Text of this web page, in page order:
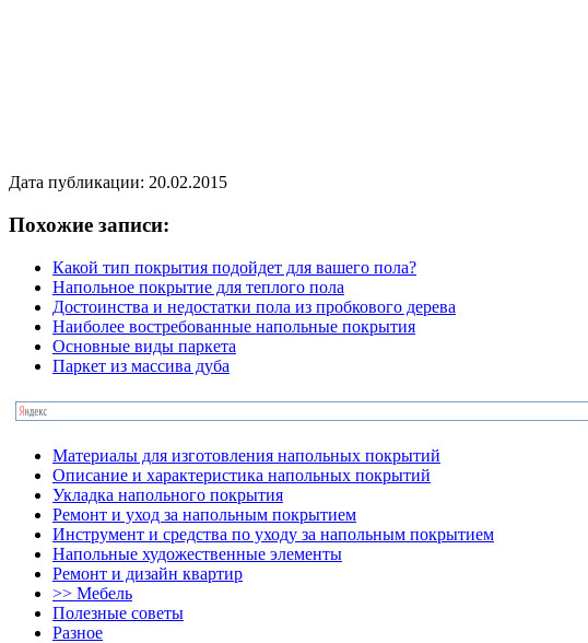
Дата публикации: 20.02.2015
Похожие записи:
Какой тип покрытия подойдет для вашего пола?
Напольное покрытие для теплого пола
Достоинства и недостатки пола из пробкового дерева
Наиболее востребованные напольные покрытия
Основные виды паркета
Паркет из массива дуба
Материалы для изготовления напольных покрытий
Описание и характеристика напольных покрытий
Укладка напольного покрытия
Ремонт и уход за напольным покрытием
Инструмент и средства по уходу за напольным покрытием
Напольные художественные элементы
Ремонт и дизайн квартир
>> Мебель
Полезные советы
Разное